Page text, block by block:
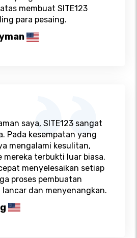
membuat SITE123
para pesaing.
saya, SITE123 sangat
Pada kesempatan yang
mengalami kesulitan,
mereka terbukti luar biasa.
menyelesaikan setiap
proses pembuatan
dan menyenangkan.